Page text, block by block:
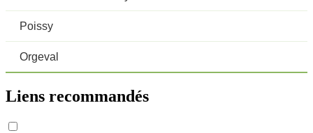
Poissy
Orgeval
Liens recommandés